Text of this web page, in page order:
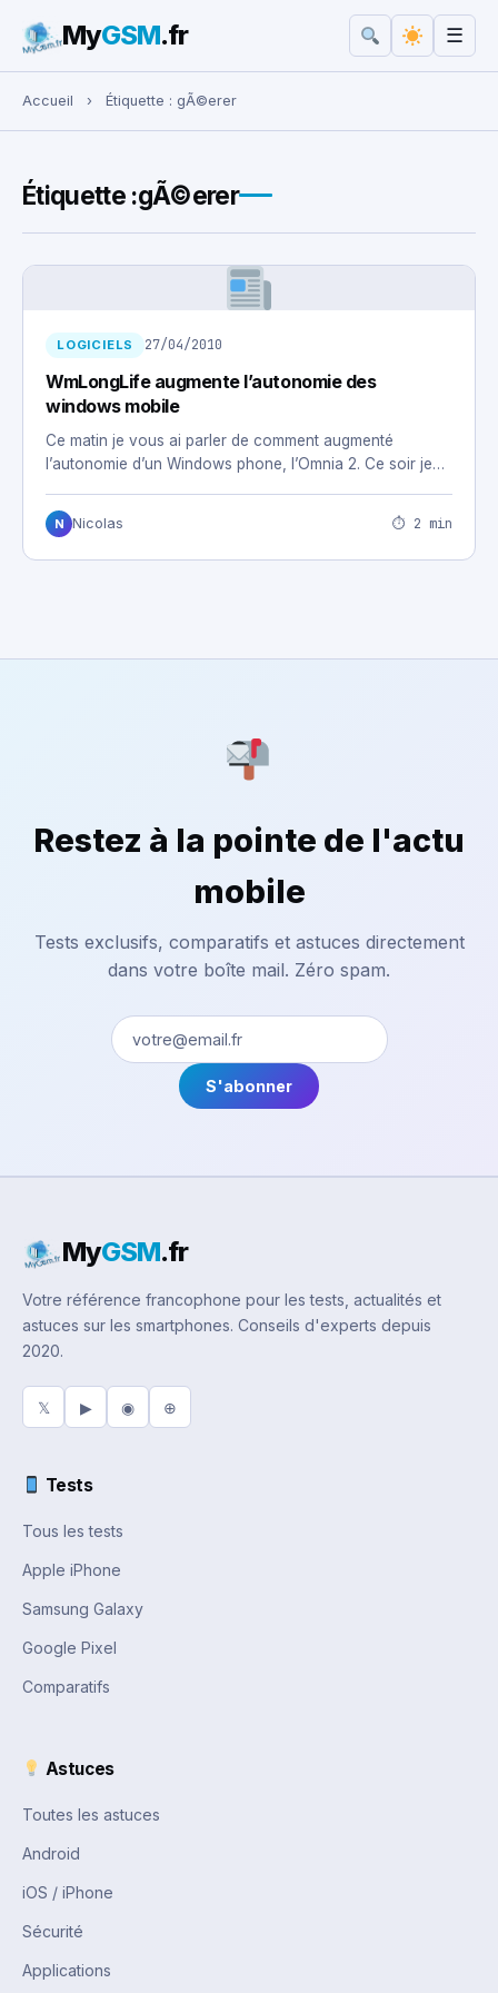
Rechercher :
MyGSM.fr ☰
Accueil › Étiquette : gÃ©erer
Étiquette :gÃ©erer
LOGICIELS 27/04/2010
WmLongLife augmente l’autonomie des
windows mobile
Ce matin je vous ai parler de comment augmenté
l’autonomie d’un Windows phone, l’Omnia 2. Ce soir je…
N Nicolas ⏱ 2 min
Restez à la pointe de l'actu
mobile
Tests exclusifs, comparatifs et astuces directement
dans votre boîte mail. Zéro spam.
S'abonner
MyGSM.fr
Votre référence francophone pour les tests, actualités et
astuces sur les smartphones. Conseils d'experts depuis
2020.
𝕏 ▶ ◉ ⊕
Tests
Tous les tests
Apple iPhone
Samsung Galaxy
Google Pixel
Comparatifs
Astuces
Toutes les astuces
Android
iOS / iPhone
Sécurité
Applications